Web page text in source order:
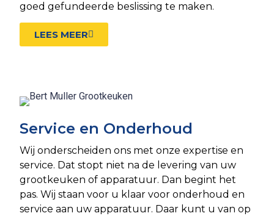
goed gefundeerde beslissing te maken.
LEES MEER
Service en Onderhoud
Wij onderscheiden ons met onze expertise en
service. Dat stopt niet na de levering van uw
grootkeuken of apparatuur. Dan begint het
pas. Wij staan voor u klaar voor onderhoud en
service aan uw apparatuur. Daar kunt u van op